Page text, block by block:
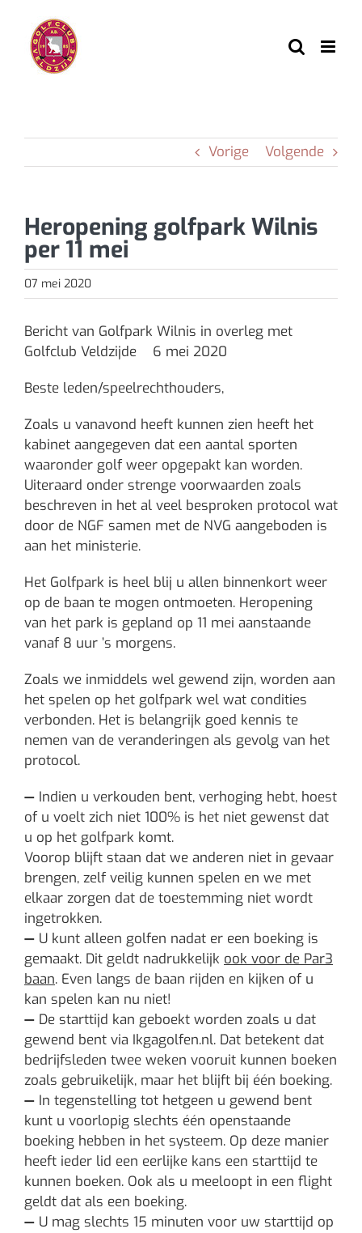
inhoud
Vorige Volgende
Heropening golfpark Wilnis
per 11 mei
07 mei 2020
Bericht van Golfpark Wilnis in overleg met
Golfclub Veldzijde 6 mei 2020
Beste leden/speelrechthouders,
Zoals u vanavond heeft kunnen zien heeft het
kabinet aangegeven dat een aantal sporten
waaronder golf weer opgepakt kan worden.
Uiteraard onder strenge voorwaarden zoals
beschreven in het al veel besproken protocol wat
door de NGF samen met de NVG aangeboden is
aan het ministerie.
Het Golfpark is heel blij u allen binnenkort weer
op de baan te mogen ontmoeten. Heropening
van het park is gepland op 11 mei aanstaande
vanaf 8 uur ’s morgens.
Zoals we inmiddels wel gewend zijn, worden aan
het spelen op het golfpark wel wat condities
verbonden. Het is belangrijk goed kennis te
nemen van de veranderingen als gevolg van het
protocol.
— Indien u verkouden bent, verhoging hebt, hoest
of u voelt zich niet 100% is het niet gewenst dat
u op het golfpark komt.
Voorop blijft staan dat we anderen niet in gevaar
brengen, zelf veilig kunnen spelen en we met
elkaar zorgen dat de toestemming niet wordt
ingetrokken.
— U kunt alleen golfen nadat er een boeking is
gemaakt. Dit geldt nadrukkelijk ook voor de Par3
baan. Even langs de baan rijden en kijken of u
kan spelen kan nu niet!
— De starttijd kan geboekt worden zoals u dat
gewend bent via Ikgagolfen.nl. Dat betekent dat
bedrijfsleden twee weken vooruit kunnen boeken
zoals gebruikelijk, maar het blijft bij één boeking.
— In tegenstelling tot hetgeen u gewend bent
kunt u voorlopig slechts één openstaande
boeking hebben in het systeem. Op deze manier
heeft ieder lid een eerlijke kans een starttijd te
kunnen boeken. Ook als u meeloopt in een flight
geldt dat als een boeking.
— U mag slechts 15 minuten voor uw starttijd op